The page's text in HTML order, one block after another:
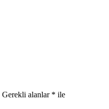
Gerekli alanlar * ile